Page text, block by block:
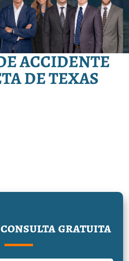
ACCIDENTE
DE TEXAS
consulta gratuita